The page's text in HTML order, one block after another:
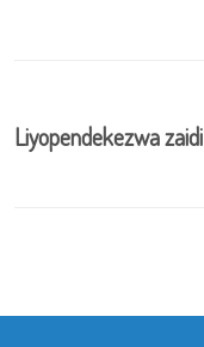
Liyopendekezwa zaidi